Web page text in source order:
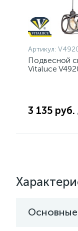
Артикул:
Подвесной
Vitaluce
3 135 руб.
Основные